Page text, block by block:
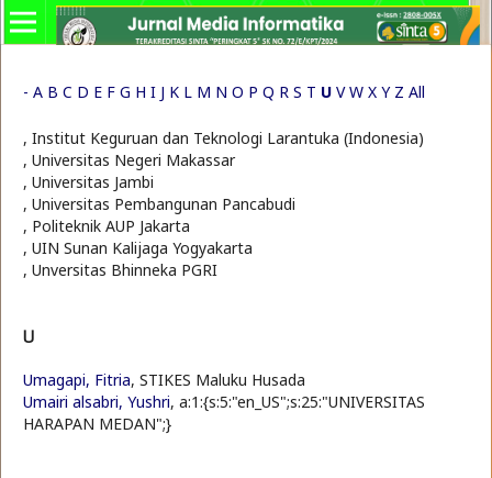
- A B C D E F G H I J K L M N O P Q R S T U V W X Y Z All
, Institut Keguruan dan Teknologi Larantuka (Indonesia)
, Universitas Negeri Makassar
, Universitas Jambi
, Universitas Pembangunan Pancabudi
, Politeknik AUP Jakarta
, UIN Sunan Kalijaga Yogyakarta
, Unversitas Bhinneka PGRI
U
Umagapi, Fitria, STIKES Maluku Husada
Umairi alsabri, Yushri, a:1:{s:5:"en_US";s:25:"UNIVERSITAS
HARAPAN MEDAN";}